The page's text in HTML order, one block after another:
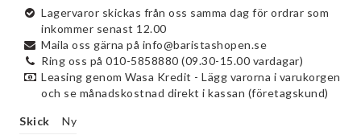
Lagervaror skickas från oss samma dag för ordrar som
inkommer senast 12.00
Maila oss gärna på info@baristashopen.se
Ring oss på 010-5858880 (09.30-15.00 vardagar)
Leasing genom Wasa Kredit - Lägg varorna i varukorgen
och se månadskostnad direkt i kassan (företagskund)
Skick Ny